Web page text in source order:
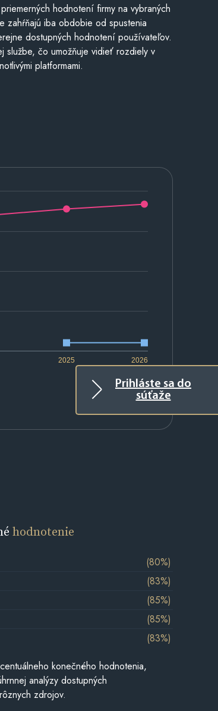
Prihláste sa do
súťaže
hodnotení firmy na vybraných
zahŕňajú iba obdobie od spustenia
dostupných hodnotení používateľov.
službe, čo umožňuje vidieť rozdiely v
platformami.
2025 2026
hodnotenie
(80%)
(83%)
(85%)
(85%)
(83%)
konečného hodnotenia,
analýzy dostupných
zdrojov.